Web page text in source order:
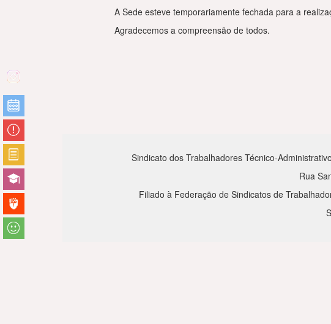
A Sede esteve temporariamente fechada para a
Agradecemos a compreensão de todos.
Sindicato dos Trabalhadores Técnico-
Rua
Filiado à Federação de Sindicatos de